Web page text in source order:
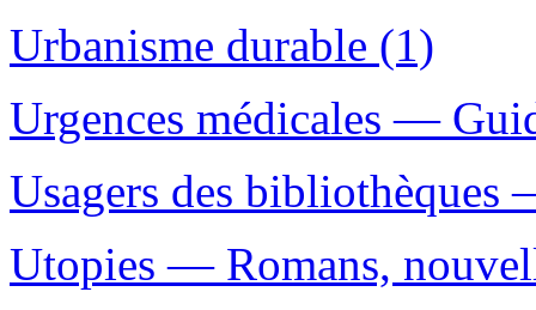
Urbanisme durable (1)
Urgences médicales —
Usagers des
Utopies — Romans,